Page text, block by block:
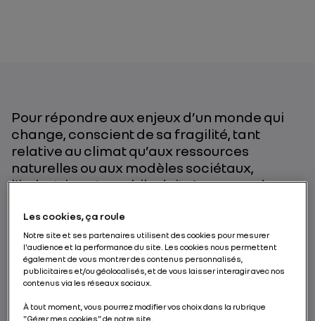
Pour répondre aux enjeux d’un monde qui
change, conscient de sa fragilité, tant
relative au climat qu’aux ressources
naturelles ou aux modèles sociétaux,
l’industrie automobile doit s’engager dans
faut réussir à faire de ce changement de
paradigme un atout, pour un avenir plus
respectueux de l’environnement, plus sûr,
plus inclusif. Un défi relevé par Scénic
Vision, le nouveau concept-car de Renault,
qui incarne au nom de la marque les trois
Les cookies, ça roule
Notre site et ses partenaires utilisent des cookies pour mesurer
l'audience et la performance du site. Les cookies nous permettent
également de vous montrer des contenus personnalisés,
publicitaires et/ou géolocalisés, et de vous laisser interagir avec nos
contenus via les réseaux sociaux.
À tout moment, vous pourrez modifier vos choix dans la rubrique
"Gérer mes cookies" de notre site.